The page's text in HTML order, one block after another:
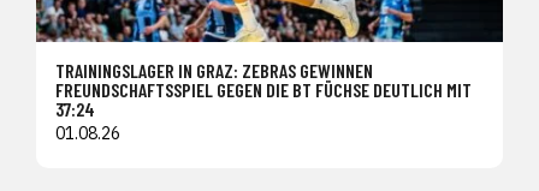
TRAININGSLAGER IN GRAZ: ZEBRAS GEWINNEN
FREUNDSCHAFTSSPIEL GEGEN DIE BT FÜCHSE DEUTLICH MIT
37:24
01.08.26